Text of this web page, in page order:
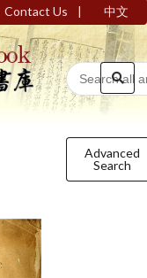
Contact Us | 中文
Advanced
Search